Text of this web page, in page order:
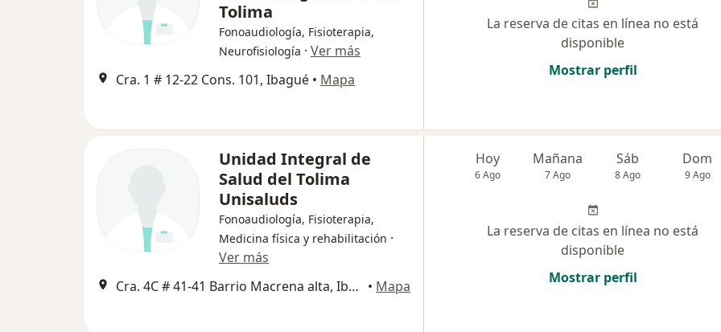
Tolima
Fonoaudiología, Fisioterapia,
Neurofisiología · Ver más
Cra. 1 # 12-22 Cons. 101, Ibagué • Mapa
La reserva de citas en línea no está
disponible
Mostrar perfil
Unidad Integral de
Salud del Tolima
Unisaluds
Fonoaudiología, Fisioterapia,
Medicina física y rehabilitación ·
Ver más
Cra. 4C # 41-41 Barrio Macrena alta, Ibagué • Mapa
Hoy
6 Ago
Mañana
7 Ago
Sáb
8 Ago
Dom
9 Ago
La reserva de citas en línea no está
disponible
Mostrar perfil